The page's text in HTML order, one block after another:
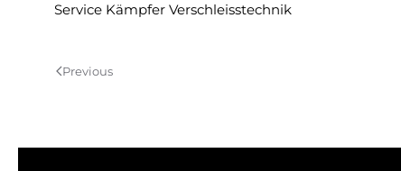
Service Kämpfer Verschleisstechnik
Previous